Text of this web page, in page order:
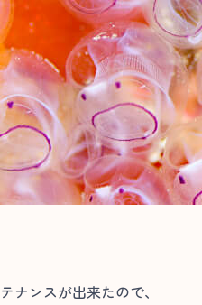
ナンスが出来たので、